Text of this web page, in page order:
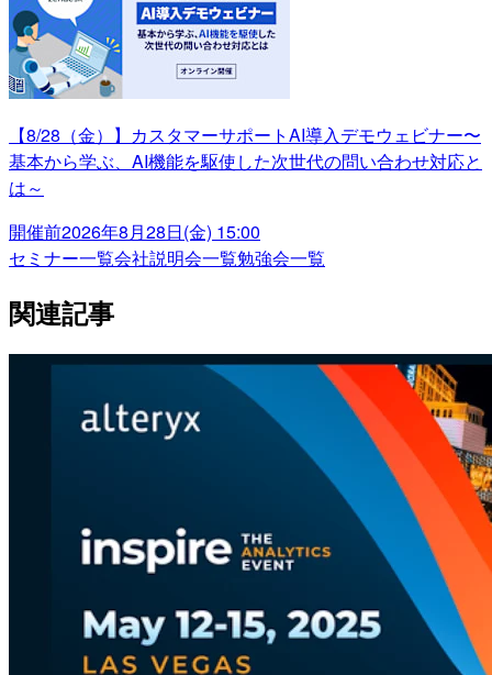
【8/28（金）】カスタマーサポートAI導入デモウェビナー〜
基本から学ぶ、AI機能を駆使した次世代の問い合わせ対応と
は～
開催前2026年8月28日(金) 15:00
セミナー一覧会社説明会一覧勉強会一覧
関連記事